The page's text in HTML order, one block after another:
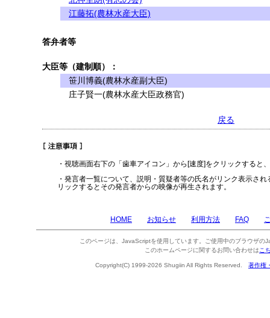
江藤拓(農林水産大臣)
答弁者等
大臣等（建制順）：
笹川博義(農林水産副大臣)
庄子賢一(農林水産大臣政務官)
戻る
・視聴画面右下の「歯車アイコン」から[速度]をクリックすると
・発言者一覧について、説明・質疑者等の氏名がリンク表示さ
リックするとその発言者からの映像が再生されます。
HOME お知らせ 利用方法 FAQ
このページは、JavaScriptを使用しています。ご使用中のブラウザの
このホームページに関するお問い合わせは こ
Copyright(C) 1999-2026 Shugiin All Rights Reserved. 著作権